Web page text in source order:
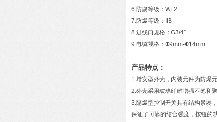
6.防腐等级：WF2
7.防爆等级：IIB
8.进线口规格：G3/4”
9.电缆规格：Ф9mm-Ф14mm
产品特点：
1.增安型外壳，内装元件为防爆
2.外壳采用玻璃纤维增强不饱和
3.隔爆型控制开关具有结构紧凑
保证了可靠的结合强度，按钮的